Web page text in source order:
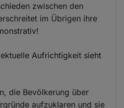
zwischen den
im Übrigen ihre
Aufrichtigkeit sieht
die Bevölkerung über
aufzuklaren und sie